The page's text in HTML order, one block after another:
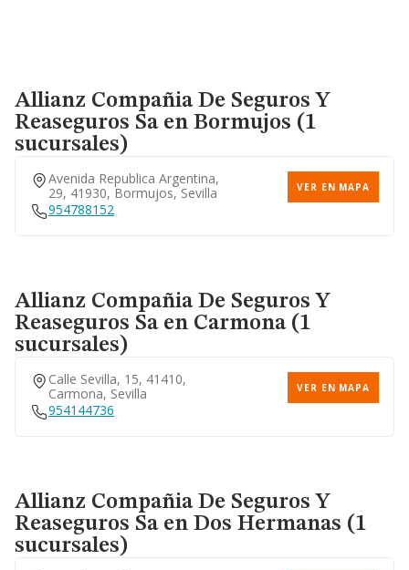
Allianz Compañia De Seguros Y
Reaseguros Saen Bormujos (1
sucursales)
Avenida Republica Argentina,
29, 41930, Bormujos, Sevilla
VER EN MAPA
954788152
Allianz Compañia De Seguros Y
Reaseguros Saen Carmona (1
sucursales)
Calle Sevilla, 15, 41410,
Carmona, Sevilla
VER EN MAPA
954144736
Allianz Compañia De Seguros Y
Reaseguros Saen Dos Hermanas (1
sucursales)